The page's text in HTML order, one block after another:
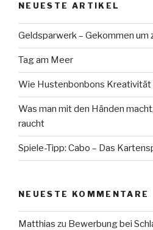
NEUESTE ARTIKEL
Geldsparwerk – Gekommen um
Tag am Meer
Wie Hustenbonbons Kreativität
Was man mit den Händen
raucht
Spiele-Tipp: Cabo – Das
NEUESTE KOMMENTARE
Matthias zu Bewerbung bei